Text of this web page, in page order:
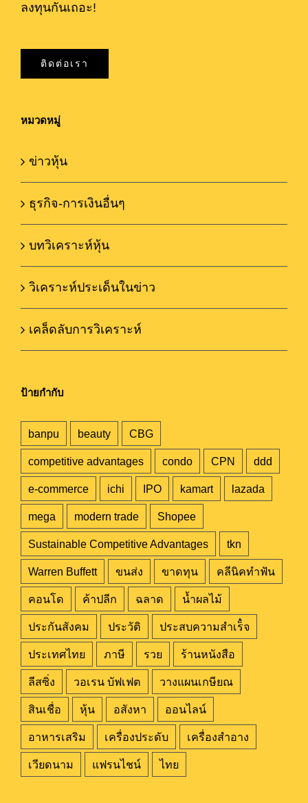
ลงทุนกันเถอะ!
ติดต่อเรา
หมวดหมู่
ข่าวหุ้น
ธุรกิจ-การเงินอื่นๆ
บทวิเคราะห์หุ้น
วิเคราะห์ประเด็นในข่าว
เคล็ดลับการวิเคราะห์
ป้ายกำกับ
banpu beauty CBG
competitive advantages condo CPN ddd
e-commerce ichi IPO kamart lazada
mega modern trade Shopee
Sustainable Competitive Advantages tkn
Warren Buffett ขนส่ง ขาดทุน คลีนิคทำฟัน
คอนโด ค้าปลีก ฉลาด น้ำผลไม้
ประกันสังคม ประวัติ ประสบความสำเร็๋จ
ประเทศไทย ภาษี รวย ร้านหนังสือ
ลีสซิ่ง วอเรน บัฟเฟต วางแผนเกษียณ
สินเชื่อ หุ้น อสังหา ออนไลน์
อาหารเสริม เครื่องประดับ เครื่องสำอาง
เวียดนาม แฟรนไชน์ ไทย